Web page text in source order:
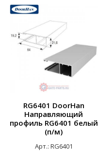
RG6401 DoorHan
Направляющий
профиль RG6401 белый
(п/м)
Арт.: RG6401